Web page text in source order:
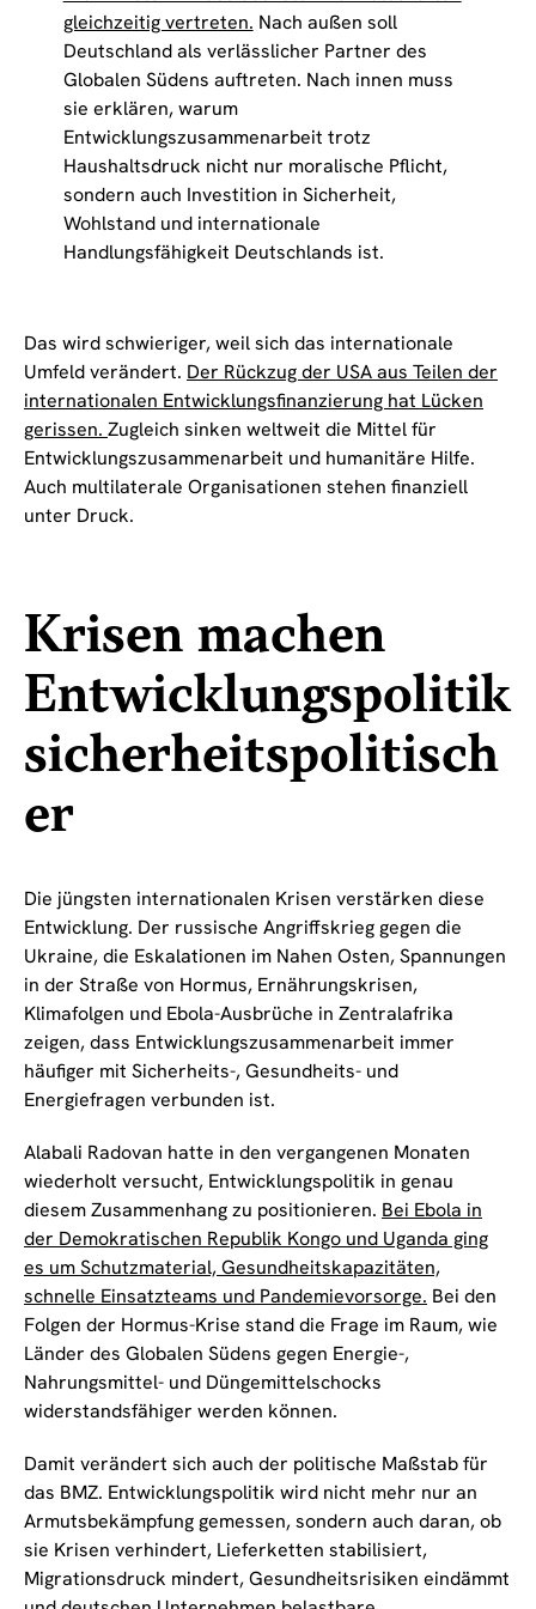
gleichzeitig vertreten. Nach außen soll
Deutschland als verlässlicher Partner des
Globalen Südens auftreten. Nach innen muss
sie erklären, warum
Entwicklungszusammenarbeit trotz
Haushaltsdruck nicht nur moralische Pflicht,
sondern auch Investition in Sicherheit,
Wohlstand und internationale
Handlungsfähigkeit Deutschlands ist.
Das wird schwieriger, weil sich das internationale
Umfeld verändert. Der Rückzug der USA aus Teilen der
internationalen Entwicklungsfinanzierung hat Lücken
gerissen. Zugleich sinken weltweit die Mittel für
Entwicklungszusammenarbeit und humanitäre Hilfe.
Auch multilaterale Organisationen stehen finanziell
unter Druck.
Krisen machen
Entwicklungspolitik
sicherheitspolitisch
er
Die jüngsten internationalen Krisen verstärken diese
Entwicklung. Der russische Angriffskrieg gegen die
Ukraine, die Eskalationen im Nahen Osten, Spannungen
in der Straße von Hormus, Ernährungskrisen,
Klimafolgen und Ebola-Ausbrüche in Zentralafrika
zeigen, dass Entwicklungszusammenarbeit immer
häufiger mit Sicherheits-, Gesundheits- und
Energiefragen verbunden ist.
Alabali Radovan hatte in den vergangenen Monaten
wiederholt versucht, Entwicklungspolitik in genau
diesem Zusammenhang zu positionieren. Bei Ebola in
der Demokratischen Republik Kongo und Uganda ging
es um Schutzmaterial, Gesundheitskapazitäten,
schnelle Einsatzteams und Pandemievorsorge. Bei den
Folgen der Hormus-Krise stand die Frage im Raum, wie
Länder des Globalen Südens gegen Energie-,
Nahrungsmittel- und Düngemittelschocks
widerstandsfähiger werden können.
Damit verändert sich auch der politische Maßstab für
das BMZ. Entwicklungspolitik wird nicht mehr nur an
Armutsbekämpfung gemessen, sondern auch daran, ob
sie Krisen verhindert, Lieferketten stabilisiert,
Migrationsdruck mindert, Gesundheitsrisiken eindämmt